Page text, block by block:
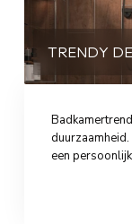
TRENDY
een